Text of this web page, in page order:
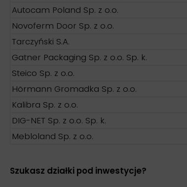
Autocam Poland Sp. z o.o.
Novoferm Door Sp. z o.o.
Tarczyński S.A.
Gatner Packaging Sp. z o.o. Sp. k.
Steico Sp. z o.o.
Hörmann Gromadka Sp. z o.o.
Kalibra Sp. z o.o.
DIG-NET Sp. z o.o. Sp. k.
Mebloland Sp. z o.o.
Szukasz działki pod inwestycje?